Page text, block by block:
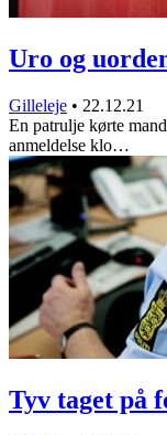
Uro og
Gilleleje • 22.12.21
En patrulje kørte
anmeldelse klo…
Tyv taget på